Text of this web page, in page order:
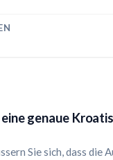
genaue
Sie sich, dass die